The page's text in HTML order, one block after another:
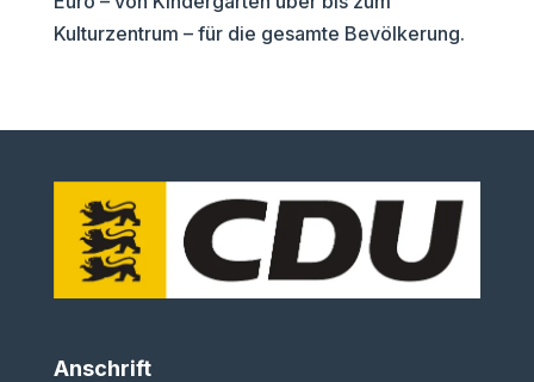
Kulturzentrum – für die gesamte Bevölkerung.
Anschrift